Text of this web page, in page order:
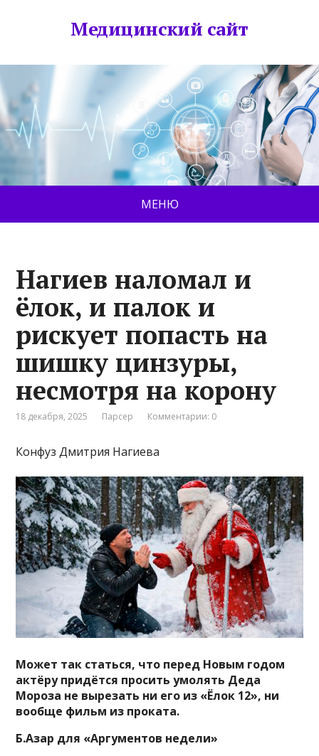
Медицинский сайт
МЕНЮ
Нагиев наломал и
ёлок, и палок и
рискует попасть на
шишку цинзуры,
несмотря на корону
18 декабря, 2025 Парсер Комментарии: 0
Конфуз Дмитрия Нагиева
Может так статься, что перед Новым годом
актёру придётся просить умолять Деда
Мороза не вырезать ни его из «Ёлок 12», ни
вообще фильм из проката.
Б.Азар для «Аргументов недели»